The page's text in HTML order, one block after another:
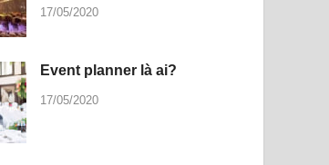
17/05/2020
Event planner là ai?
17/05/2020